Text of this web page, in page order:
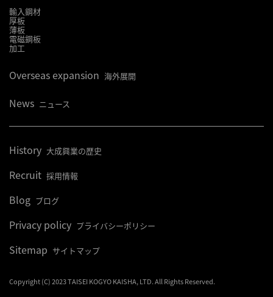
輸入鋼材
厚板
薄板
電磁鋼板
加工
Overseas expansion 海外展開
News ニュース
History 大成興業の歴史
Recruit 採用情報
Blog ブログ
Privacy policy プライバシーポリシー
Sitemap サイトマップ
Copyright (C) 2023 TAISEI KOGYO KAISHA, LTD. All Rights Reserved.